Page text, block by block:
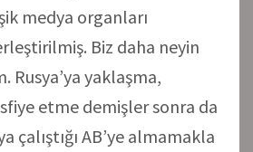
medya organları
Biz daha neyin
Rusya’ya yaklaşma,
etme demişler sonra da
çalıştığı AB’ye almamakla